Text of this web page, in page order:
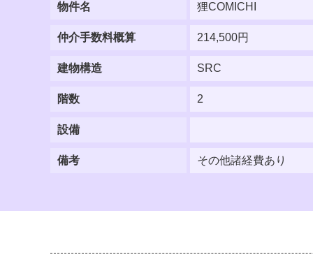
物件名 狸COMICHI
仲介手数料概算 214,500円
建物構造 SRC
階数 2
設備
備考 その他諸経費あり